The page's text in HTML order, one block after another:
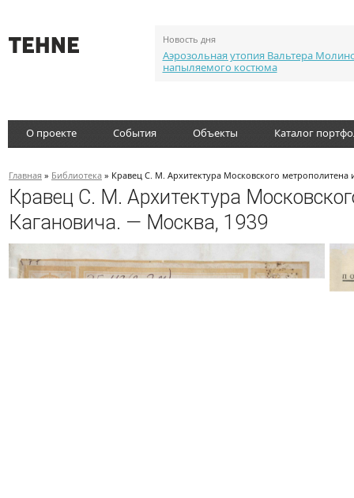
Новость дня
Аэрозольная утопия Вальтера
напыляемого костюма
О проекте События Объекты Каталог
Главная » Библиотека » Кравец С. М. Архитектура Московского
Кравец С. М. Архитектура
Кагановича. — Москва, 1939